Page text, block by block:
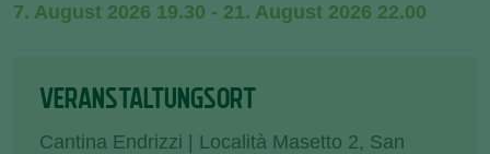
7. August 2026 19.30 - 21. August 2026 22.00
VERANSTALTUNGSORT
Cantina Endrizzi | Località Masetto 2, San